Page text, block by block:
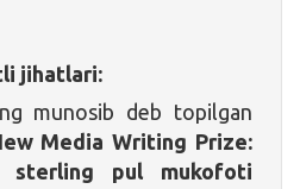
jihatlari:
munosib deb topilgan
Media Writing Prize:
sterling pul mukofoti